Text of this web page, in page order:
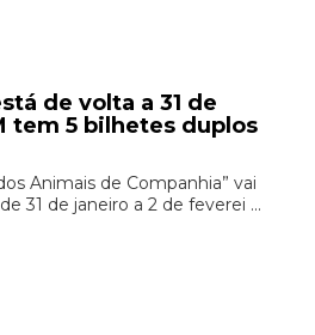
de volta a 31 de
tem 5 bilhetes duplos
Animais de Companhia” vai
31 de janeiro a 2 de feverei ...